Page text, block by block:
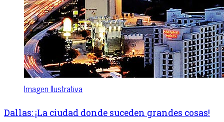
Imagen Ilustrativa
Dallas: ¡La ciudad donde suceden grandes cosas!